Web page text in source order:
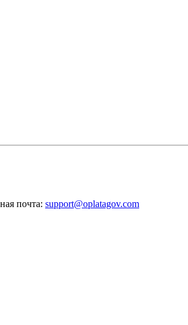
почта: support@oplatagov.com